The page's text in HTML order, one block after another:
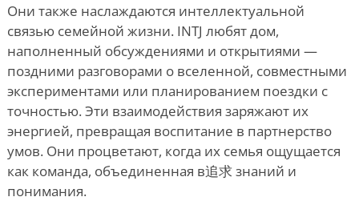
Они также наслаждаются интеллектуальной
связью семейной жизни. INTJ любят дом,
наполненный обсуждениями и открытиями —
поздними разговорами о вселенной, совместными
экспериментами или планированием поездки с
точностью. Эти взаимодействия заряжают их
энергией, превращая воспитание в партнерство
умов. Они процветают, когда их семья ощущается
как команда, объединенная в追求 знаний и
понимания.